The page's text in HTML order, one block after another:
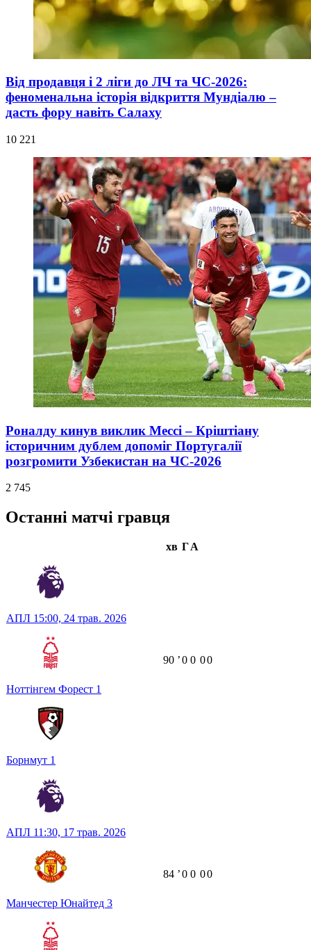
Від продавця і 2 ліги до ЛЧ та ЧС-2026:
феноменальна історія відкриття Мундіалю –
дасть фору навіть Салаху
10 221
Роналду кинув виклик Мессі – Кріштіану
історичним дублем допоміг Португалії
розгромити Узбекистан на ЧС-2026
2 745
Останні матчі гравця
хв ГА
АПЛ 15:00, 24 трав. 2026
Ноттінгем Форест 1
Борнмут 1
90 ʼ0 0 00
АПЛ 11:30, 17 трав. 2026
Манчестер Юнайтед 3
84 ʼ0 0 00